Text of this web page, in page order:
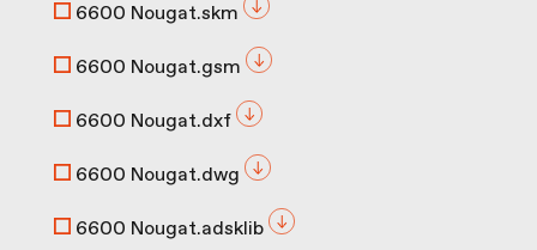
6600 Nougat.skm
6600 Nougat.gsm
6600 Nougat.dxf
6600 Nougat.dwg
6600 Nougat.adsklib